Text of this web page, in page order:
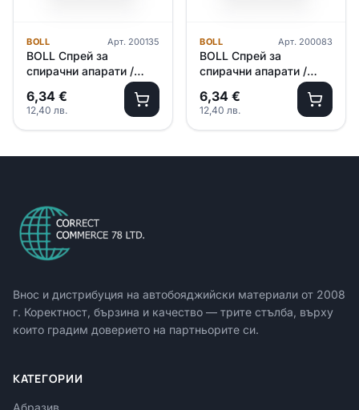
BOLL Арт. 200135
BOLL Спрей за
спирачни апарати /
6,34 €
12,40 лв.
BOLL Арт. 200083
BOLL Спрей за
спирачни апарати /
6,34 €
12,40 лв.
Внос и дистрибуция на автобояджийски материали от 2008
г. Коректност, бързина и качество — трите стълба, върху
които градим доверието на партньорите си.
КАТЕГОРИИ
Абразив